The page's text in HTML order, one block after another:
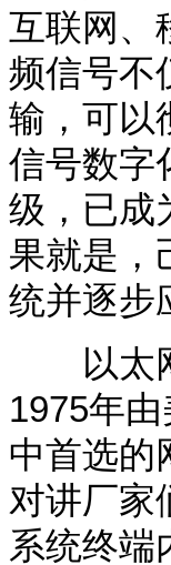
互联网、
频信号不
输，可以
信号数字
级，已成
果就是，
统并逐步
以太网
1975年由
中首选的
对讲厂家
系统终端